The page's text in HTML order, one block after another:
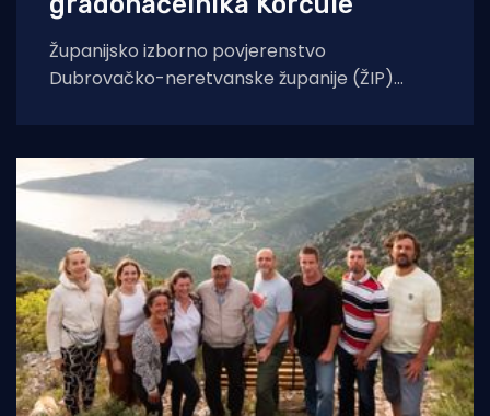
Županijsko izborno povjerenstvo
Dubrovačko-neretvanske županije (ŽIP)
su utvrdili propuste. Po